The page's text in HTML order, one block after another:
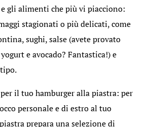
gli alimenti che più vi piacciono:
stagionati o più delicati, come
sughi, salse (avete provato
e avocado? Fantastica!) e
il tuo hamburger alla piastra: per
personale e di estro al tuo
prepara una selezione di